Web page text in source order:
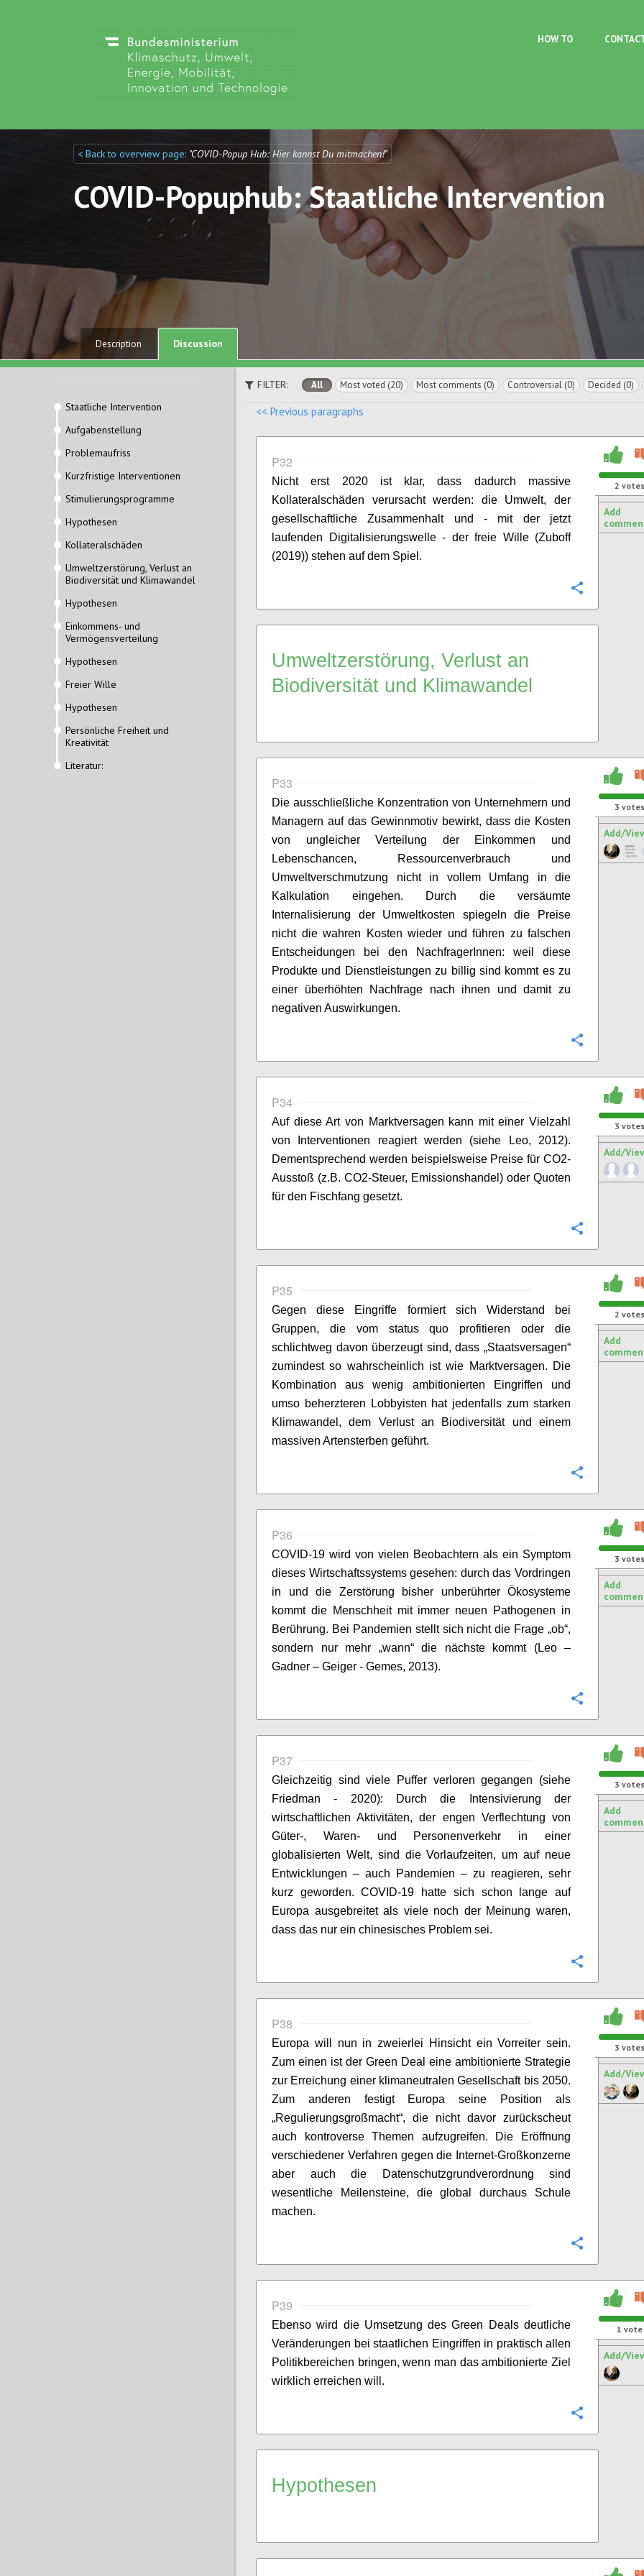
HOW TO
Discuto
< Back to overview page: "COVID-Popup Hub: Hier kannst Du mitmachen!"
COVID-Popuphub: Staatliche Intervention
Description Discussion
Staatliche Intervention
Aufgabenstellung
Problemaufriss
Kurzfristige Interventionen
Stimulierungsprogramme
Hypothesen
Kollateralschäden
Umweltzerstörung, Verlust an
Biodiversität und Klimawandel
Hypothesen
Einkommens- und
Vermögensverteilung
Hypothesen
Freier Wille
Hypothesen
Persönliche Freiheit und
Kreativität
Literatur:
FILTER: All Most voted (20) Most comments (0) Controversial (0) Decided (0)
<< Previous paragraphs
P32
Nicht erst 2020 ist klar, dass dadurch massive
Kollateralschäden verursacht werden: die Umwelt, der
gesellschaftliche Zusammenhalt und - mit der jetzt
laufenden Digitalisierungswelle - der freie Wille (Zuboff
(2019)) stehen auf dem Spiel.
2 votes
Add
Umweltzerstörung, Verlust an
Biodiversität und Klimawandel
P33
Die ausschließliche Konzentration von Unternehmern und
Managern auf das Gewinnmotiv bewirkt, dass die Kosten
von ungleicher Verteilung der Einkommen und
Lebenschancen, Ressourcenverbrauch und
Umweltverschmutzung nicht in vollem Umfang in die
Kalkulation eingehen.
Durch die versäumte
Internalisierung der Umweltkosten
spiegeln die Preise
nicht die wahren Kosten wieder und führen zu falschen
Entscheidungen
bei den NachfragerInnen: weil diese
Produkte und Dienstleistungen zu billig sind kommt es zu
einer überhöhten Nachfrage nach ihnen und damit zu
negativen Auswirkungen.
3 votes
Add/
P34
Auf diese Art von Marktversagen kann mit einer Vielzahl
von Interventionen reagiert werden (siehe Leo, 2012).
Dementsprechend werden beispielsweise Preise für CO2-
Ausstoß (z.B. CO2-Steuer, Emissionshandel) oder Quoten
für den Fischfang gesetzt.
3 votes
Add/
P35
Gegen diese Eingriffe formiert sich Widerstand bei
Gruppen, die vom statusquo profitieren oder die
schlichtweg davon überzeugt sind, dass „Staatsversagen“
zumindest so wahrscheinlich ist wie Marktversagen. Die
Kombination aus wenig ambitionierten Eingriffen und
umso beherzteren Lobbyisten hat jedenfalls zum starken
Klimawandel, dem Verlust an Biodiversität und einem
massiven Artensterben geführt.
2 votes
Add
P36
COVID-19 wird von vielen Beobachtern als ein Symptom
dieses Wirtschaftssystems gesehen: durch das Vordringen
in und die Zerstörung bisher unberührter Ökosysteme
kommt die Menschheit mit immer neuen Pathogenen in
Berührung. Bei Pandemien stellt sich nicht die Frage „ob“,
sondern nur mehr „wann“ die nächste kommt (Leo –
Gadner – Geiger - Gemes, 2013).
3 votes
Add
P37
Gleichzeitig sind viele Puffer verloren gegangen (siehe
Friedman - 2020): Durch die Intensivierung der
wirtschaftlichen Aktivitäten, der engen Verflechtung von
Güter-, Waren- und Personenverkehr in einer
globalisierten Welt, sind die Vorlaufzeiten, um auf neue
Entwicklungen – auch Pandemien – zu reagieren, sehr
kurz geworden. COVID-19 hatte sich schon lange auf
Europa ausgebreitet als viele noch der Meinung waren,
dass das nur ein chinesisches Problem sei.
3 votes
Add
P38
Europa will nun in zweierlei Hinsicht ein Vorreiter sein.
Zum einen ist der Green Deal eine ambitionierte Strategie
zur Erreichung einer klimaneutralen Gesellschaft bis 2050.
Zum anderen festigt Europa seine Position als
„Regulierungsgroßmacht“, die nicht davor zurückscheut
auch kontroverse Themen aufzugreifen. Die Eröffnung
verschiedener Verfahren gegen die Internet-Großkonzerne
aber auch die Datenschutzgrundverordnung sind
wesentliche Meilensteine, die global durchaus Schule
machen.
3 votes
Add/
P39
Ebenso wird die Umsetzung des Green Deals deutliche
Veränderungen bei staatlichen Eingriffen in praktisch allen
Politikbereichen bringen, wenn man das ambitionierte Ziel
wirklich erreichen will.
1 vote
Add/
Hypothesen